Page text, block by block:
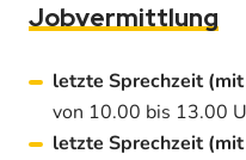
Jobvermittlung
letzte Sprechzeit
von 10.00 bis 13.00
letzte Sprechzeit (mit